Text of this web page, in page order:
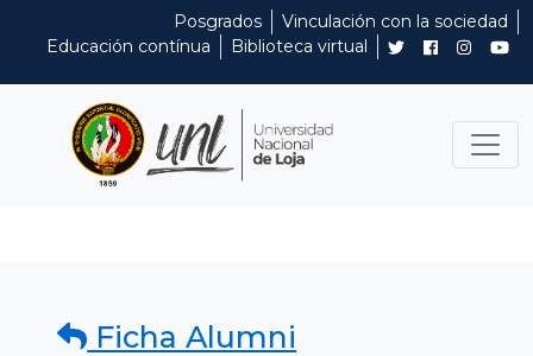
Posgrados
Vinculación con la sociedad
Educación contínua
Biblioteca virtual
Ficha Alumni